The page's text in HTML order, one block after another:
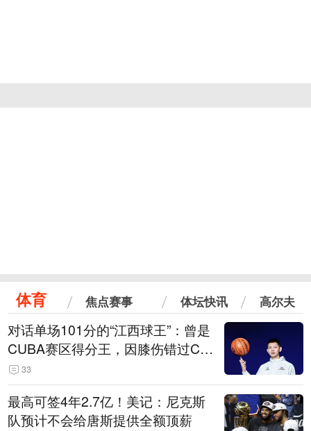
体育 焦点赛事 体坛快讯 高尔夫
对话单场101分的“江西球王”：曾是
CUBA赛区得分王，因膝伤错过CB
A选秀
33
最高可签4年2.7亿！美记：尼克斯
队预计不会给唐斯提供全额顶薪